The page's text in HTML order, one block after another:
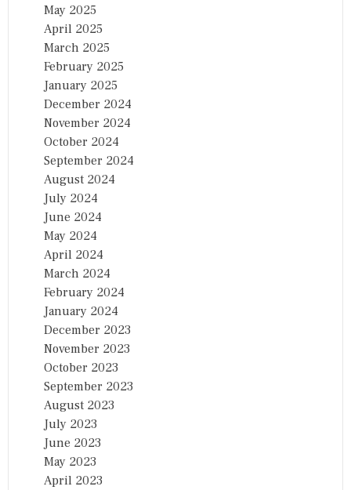
May 2025
April 2025
March 2025
February 2025
January 2025
December 2024
November 2024
October 2024
September 2024
August 2024
July 2024
June 2024
May 2024
April 2024
March 2024
February 2024
January 2024
December 2023
November 2023
October 2023
September 2023
August 2023
July 2023
June 2023
May 2023
April 2023